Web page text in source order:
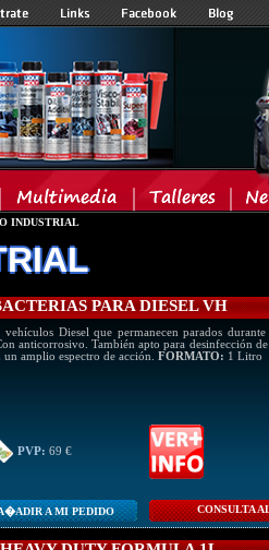
INDUSTRIAL
PARA DIESEL VH
Diesel que permanecen parados
anticorrosivo. También apto para desinfección de
un amplio espectro de acción. FORMATO: 1 Litro
PVP: 69 €
CONSULTA
A MI PEDIDO